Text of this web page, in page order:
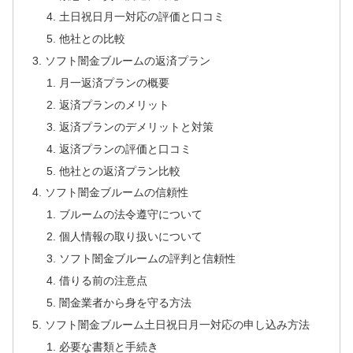
土日祝日月一対応の評価と口コミ
他社との比較
ソフト闇金ブルームの返済プラン
月一返済プランの概要
返済プランのメリット
返済プランのデメリットと対策
返済プランの評価と口コミ
他社との返済プラン比較
ソフト闇金ブルームの信頼性
ブルームの法令遵守について
個人情報の取り扱いについて
ソフト闇金ブルームの評判と信頼性
借りる前の注意点
闇金業者から身を守る方法
ソフト闇金ブルーム土日祝日月一対応の申し込み方法
必要な書類と手続き